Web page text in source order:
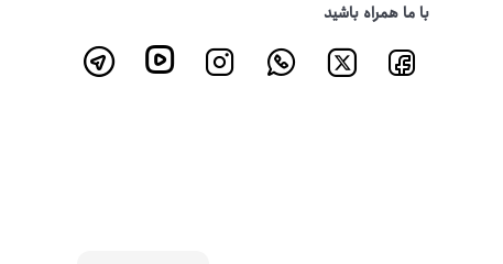
با ما همراه باشید